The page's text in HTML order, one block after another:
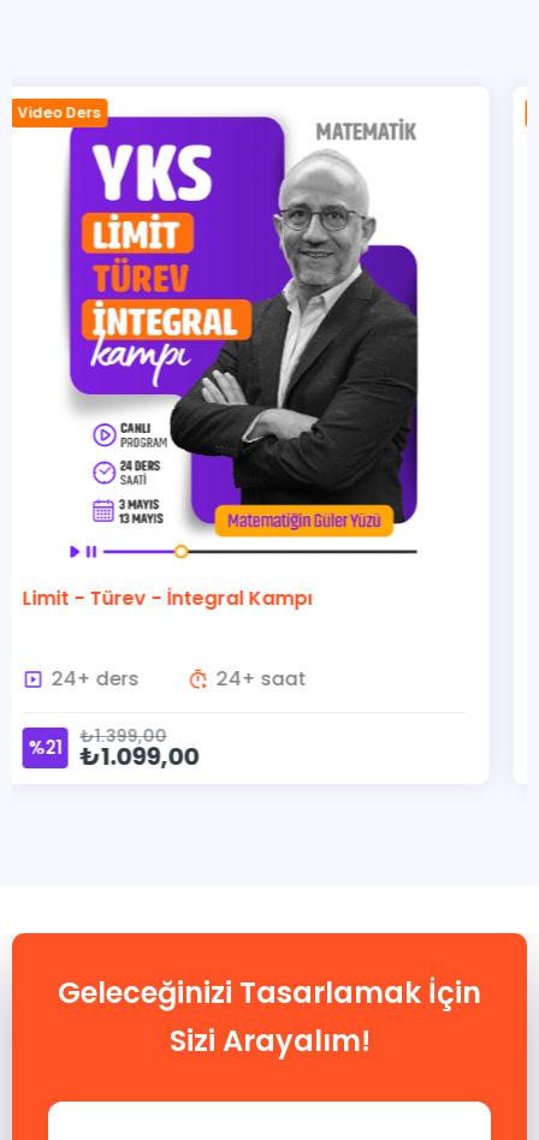
Video Ders
Analitik Geometri Kampı
15+ ders 15+ saat
₺1.399,00
₺1.099,00
%21
Geleceğinizi Tasarlamak İçin
Sizi Arayalım!